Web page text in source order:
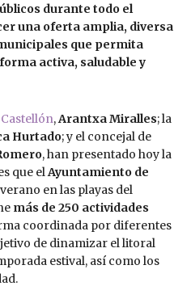
durante todo el
una oferta amplia, diversa
que permita
activa, saludable y
Castellón,Arantxa Miralles; la
Hurtado; y el concejal de
, han presentado hoy la
que elAyuntamiento de
en las playas del
más de 250 actividades
coordinada por diferentes
de dinamizar el litoral
estival, así como los